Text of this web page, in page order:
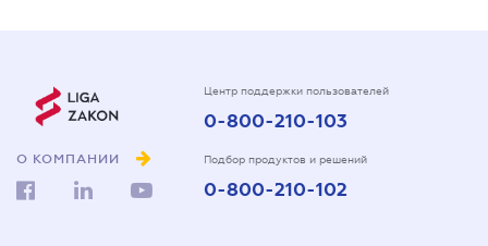
О КОМПАНИИ
Центр поддержки пользователей
0-800-210-103
Подбор продуктов и решений
0-800-210-102